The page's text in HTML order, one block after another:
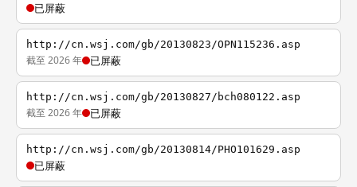
已屏蔽
http://cn.wsj.com/gb/20130823/OPN115236.asp
截至 2026 年 已屏蔽
http://cn.wsj.com/gb/20130827/bch080122.asp
截至 2026 年 已屏蔽
http://cn.wsj.com/gb/20130814/PHO101629.asp
已屏蔽